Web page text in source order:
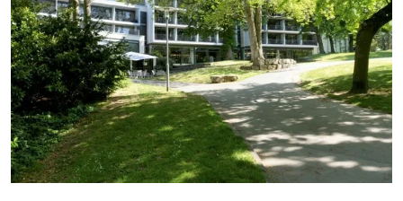
Ausstattung
Zusatznächte
Für 3 Tage p.P. ab404,50 €